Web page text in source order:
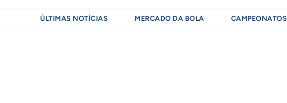
ÚLTIMAS NOTÍCIAS MERCADO DA BOLA CAMPEONATOS